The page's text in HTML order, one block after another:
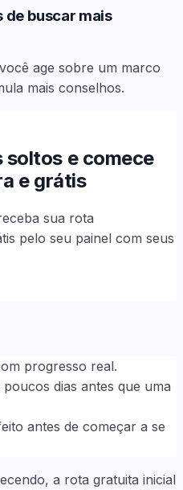
de buscar mais
age sobre um marco
mais conselhos.
soltos e comece
e grátis
sua rota
pelo seu painel com seus
progresso real.
dias antes que uma
antes de começar a se
a rota gratuita inicial